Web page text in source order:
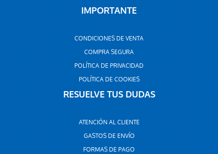
IMPORTANTE
CONDICIONES DE VENTA
COMPRA SEGURA
POLÍTICA DE PRIVACIDAD
POLÍTICA DE COOKIES
RESUELVE TUS DUDAS
ATENCIÓN AL CLIENTE
GASTOS DE ENVÍO
FORMAS DE PAGO